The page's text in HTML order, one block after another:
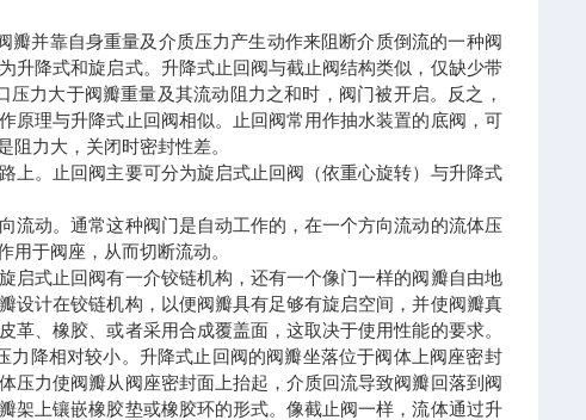
瓣并靠自身重量及介质压力产生动作来阻断介质倒流的一种阀
升降式和旋启式。升降式止回阀与截止阀结构类似，仅缺少带
力大于阀瓣重量及其流动阻力之和时，阀门被开启。反之，
原理与升降式止回阀相似。止回阀常用作抽水装置的底阀，可
力大，关闭时密封性差。
上。止回阀主要可分为旋启式止回阀（依重心旋转）与升降式
流动。通常这种阀门是自动工作的，在一个方向流动的流体压
于阀座，从而切断流动。
启式止回阀有一介铰链机构，还有一个像门一样的阀瓣自由地
设计在铰链机构，以便阀瓣具有足够有旋启空间，并使阀瓣真
、橡胶、或者采用合成覆盖面，这取决于使用性能的要求。
降相对较小。升降式止回阀的阀瓣坐落位于阀体上阀座密封
压力使阀瓣从阀座密封面上抬起，介质回流导致阀瓣回落到阀
架上镶嵌橡胶垫或橡胶环的形式。像截止阀一样，流体通过升